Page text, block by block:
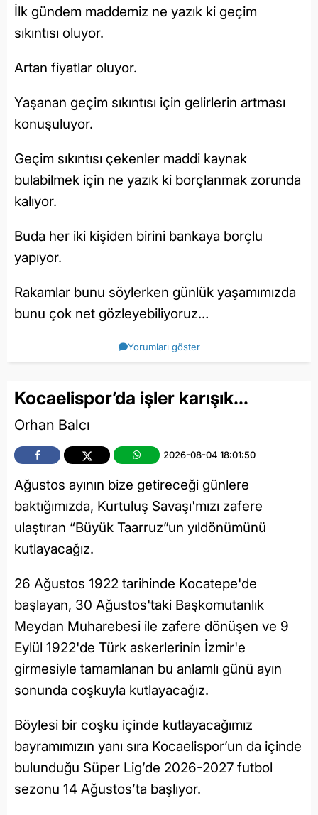
İlk gündem maddemiz ne yazık ki geçim
sıkıntısı oluyor.
Artan fiyatlar oluyor.
Yaşanan geçim sıkıntısı için gelirlerin artması
konuşuluyor.
Geçim sıkıntısı çekenler maddi kaynak
bulabilmek için ne yazık ki borçlanmak zorunda
kalıyor.
Buda her iki kişiden birini bankaya borçlu
yapıyor.
Rakamlar bunu söylerken günlük yaşamımızda
bunu çok net gözleyebiliyoruz…
Yorumları göster
Kocaelispor’da işler karışık…
Orhan Balcı
2026-08-04 18:01:50
Ağustos ayının bize getireceği günlere
baktığımızda, Kurtuluş Savaşı'mızı zafere
ulaştıran “Büyük Taarruz”un yıldönümünü
kutlayacağız.
26 Ağustos 1922 tarihinde Kocatepe'de
başlayan, 30 Ağustos'taki Başkomutanlık
Meydan Muharebesi ile zafere dönüşen ve 9
Eylül 1922'de Türk askerlerinin İzmir'e
girmesiyle tamamlanan bu anlamlı günü ayın
sonunda coşkuyla kutlayacağız.
Böylesi bir coşku içinde kutlayacağımız
bayramımızın yanı sıra Kocaelispor’un da içinde
bulunduğu Süper Lig’de 2026-2027 futbol
sezonu 14 Ağustos’ta başlıyor.